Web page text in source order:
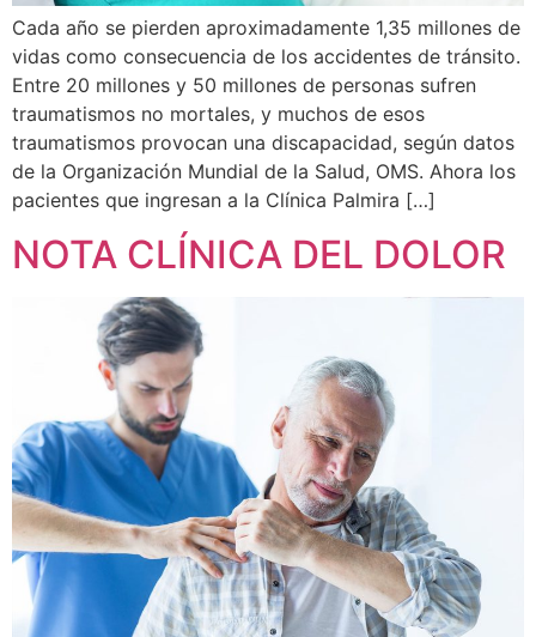
Cada año se pierden aproximadamente 1,35 millones de
vidas como consecuencia de los accidentes de tránsito.
Entre 20 millones y 50 millones de personas sufren
traumatismos no mortales, y muchos de esos
traumatismos provocan una discapacidad, según datos
de la Organización Mundial de la Salud, OMS. Ahora los
pacientes que ingresan a la Clínica Palmira […]
NOTA CLÍNICA DEL DOLOR